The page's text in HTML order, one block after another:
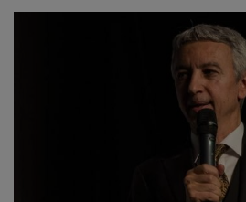
Momente dificile pentru Dan
Fratele lui s-a stins din viață la